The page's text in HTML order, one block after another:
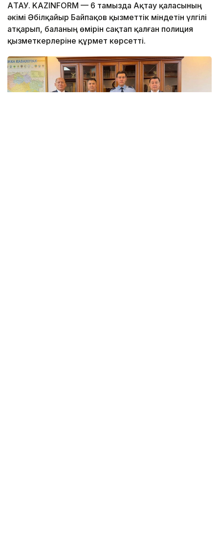
АҚТАУ. KAZINFORM — 6 тамызда Ақтау қаласының
әкімі Әбілқайыр Байпақов қызметтік міндетін үлгілі
атқарып, баланың өмірін сақтап қалған полиция
қызметкерлеріне құрмет көрсетті.